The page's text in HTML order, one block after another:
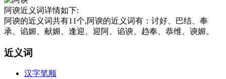
阿谀近义词详情如下:
阿谀的近义词共有11个,阿谀的近义词有：讨好、巴结、奉
承、谄媚、献媚、逢迎、迎阿、谄谀、趋奉、恭维、谀媚。
近义词
汉字笔顺